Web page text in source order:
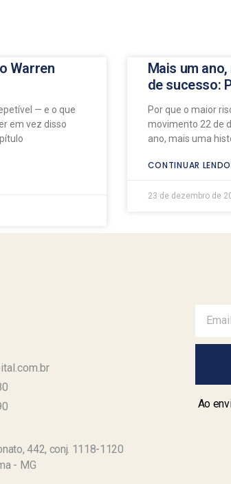
Warren
— e o que
em vez disso
Mais um
de sucesso:
Por que o maior
movimento 22 de
ano, mais uma
CONTINUAR LENDO
23 de dezembro de
442, conj. 1118-1120
- MG
Ao